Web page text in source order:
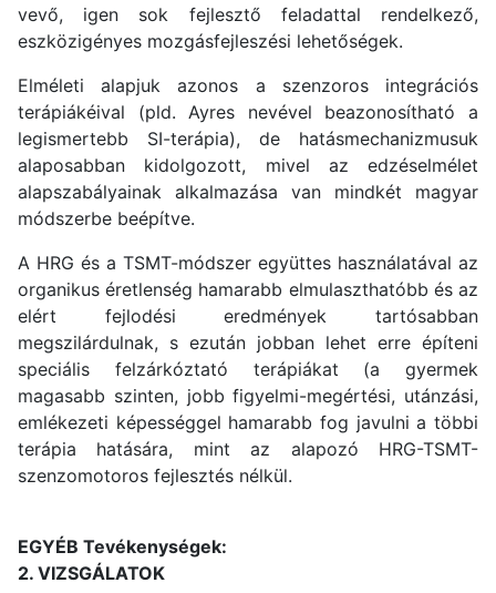
vevő, igen sok fejlesztő feladattal rendelkező,
eszközigényes mozgásfejleszési lehetőségek.
Elméleti alapjuk azonos a szenzoros integrációs
terápiákéival (pld. Ayres nevével beazonosítható a
legismertebb SI-terápia), de hatásmechanizmusuk
alaposabban kidolgozott, mivel az edzéselmélet
alapszabályainak alkalmazása van mindkét magyar
módszerbe beépítve.
A HRG és a TSMT-módszer együttes használatával az
organikus éretlenség hamarabb elmulaszthatóbb és az
elért fejlodési eredmények tartósabban
megszilárdulnak, s ezután jobban lehet erre építeni
speciális felzárkóztató terápiákat (a gyermek
magasabb szinten, jobb figyelmi-megértési, utánzási,
emlékezeti képességgel hamarabb fog javulni a többi
terápia hatására, mint az alapozó HRG-TSMT-
szenzomotoros fejlesztés nélkül.
EGYÉB Tevékenységek:
2. VIZSGÁLATOK